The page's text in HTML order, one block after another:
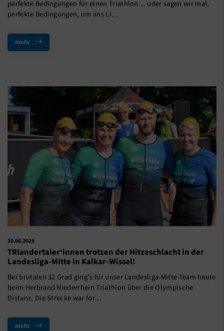
perfekte Bedingungen für einen Triathlon… oder sagen wir mal,
perfekte Bedingungen, um ans Li…
mehr
30.06.2025
TRIandertaler‘innen trotzen der Hitzeschlacht in der
Landesliga-Mitte in Kalkar-Wissel!
Bei brutalen 32 Grad ging’s für unser Landesliga-Mitte-Team heute
beim Herbrand Niederrhein Triathlon über die Olympische
Distanz. Die Strecke war for…
mehr